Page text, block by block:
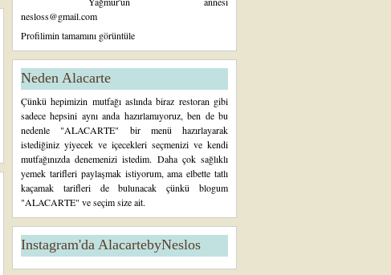
nesloss@gmail.com
Profilimin tamamını görüntüle
Neden Alacarte
Çünkü hepimizin mutfağı aslında biraz restoran gibi
sadece hepsini aynı anda hazırlamıyoruz, ben de bu
nedenle "ALACARTE" bir menü hazırlayarak
istediğiniz yiyecek ve içecekleri seçmenizi ve kendi
mutfağınızda denemenizi istedim. Daha çok sağlıklı
yemek tarifleri paylaşmak istiyorum, ama elbette tatlı
kaçamak tarifleri de bulunacak çünkü blogum
"ALACARTE" ve seçim size ait.
Instagram'da AlacartebyNeslos